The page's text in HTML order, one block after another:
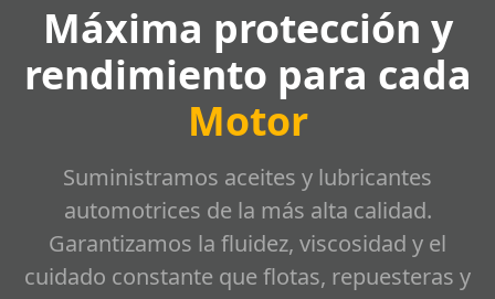
Máxima protección y
rendimiento para cada
Motor
Suministramos aceites y lubricantes
automotrices de la más alta calidad.
Garantizamos la fluidez, viscosidad y el
cuidado constante que flotas, repuesteras y